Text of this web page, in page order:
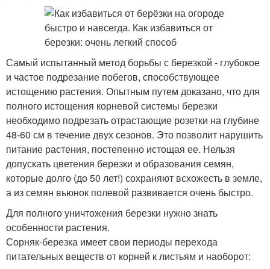
Самый испытанный метод борьбы с березкой - глубокое
и частое подрезание побегов, способствующее
истощению растения. Опытным путем доказано, что для
полного истощения корневой системы березки
необходимо подрезать отрастающие розетки на глубине
48-60 см в течение двух сезонов. Это позволит нарушить
питание растения, постепенно истощая ее. Нельзя
допускать цветения березки и образования семян,
которые долго (до 50 лет!) сохраняют всхожесть в земле,
а из семян вьюнок полевой развивается очень быстро.
Для полного уничтожения березки нужно знать
особенности растения.
Сорняк-березка имеет свои периоды перехода
питательных веществ от корней к листьям и наоборот: